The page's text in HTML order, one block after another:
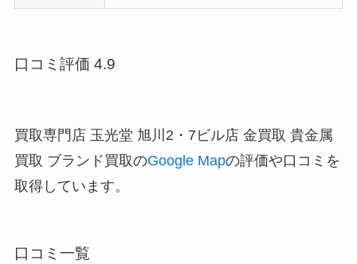
口コミ評価 4.9
買取専門店 玉光堂 旭川2・7ビル店 金買取 貴金属
買取 ブランド買取のGoogle Mapの評価や口コミを
取得しています。
口コミ一覧